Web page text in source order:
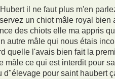
il ne faut plus m'en
un chiot mâle royal
des chiots elle ma appris
autre mâle qui nous étais
quelle l'avais bien fait la
ce qui est interdit pour
pour saint haubert